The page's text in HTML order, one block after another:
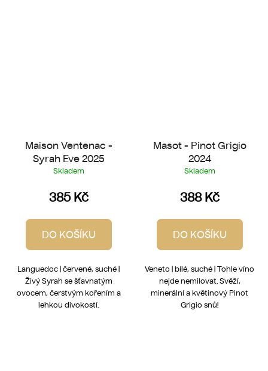
Maison Ventenac -
Syrah Eve 2025
Skladem
385 Kč
DO KOŠÍKU
Languedoc | červené, suché |
Živý Syrah se šťavnatým
ovocem, čerstvým kořením a
lehkou divokostí.
Masot - Pinot Grigio
2024
Skladem
388 Kč
DO KOŠÍKU
Veneto | bílé, suché | Tohle víno
nejde nemilovat. Svěží,
minerální a květinový Pinot
Grigio snů!